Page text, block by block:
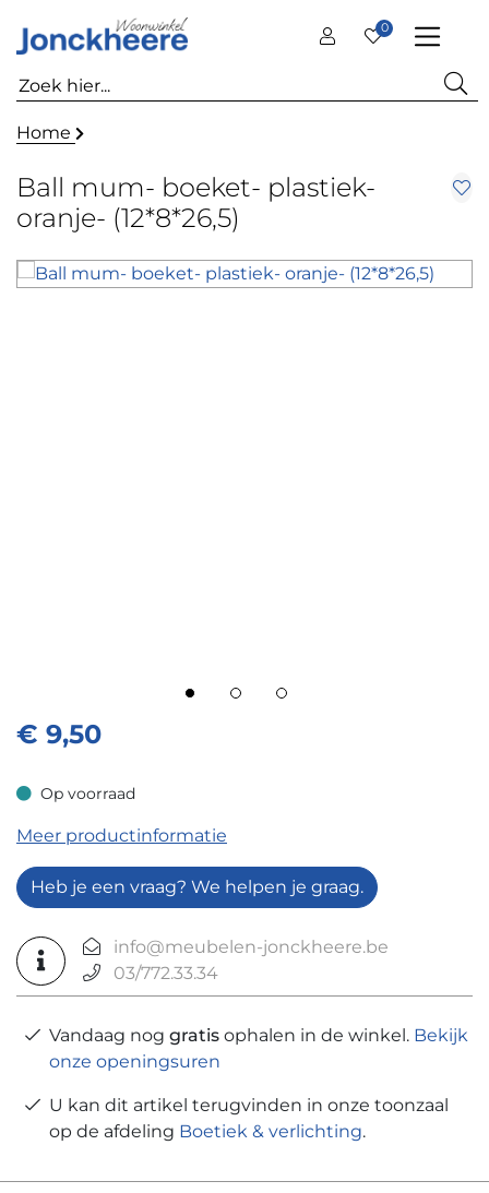
0
Home
Ball mum- boeket- plastiek-
oranje- (12*8*26,5)
€ 9,50
Op voorraad
Op voorraad
Meer productinformatie
Heb je een vraag? We helpen je graag.
info@meubelen-jonckheere.be
03/772.33.34
Vandaag nog gratis ophalen in de winkel. Bekijk
onze openingsuren
U kan dit artikel terugvinden in onze toonzaal
op de afdeling Boetiek & verlichting.